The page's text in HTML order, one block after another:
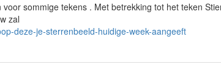
sommige tekens . Met betrekking tot het teken
zal
deze-je-sterrenbeeld-huidige-week-aangeeft